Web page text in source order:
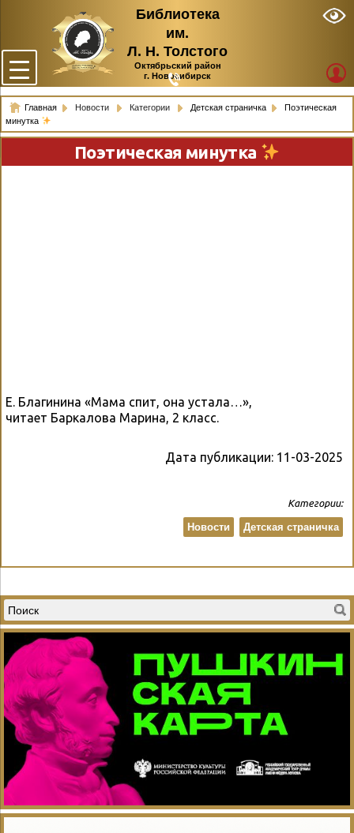
Библиотека
им.
Л. Н. Толстого
Октябрьский район
г. Новосибирск
Главная Новости Категории Детская страничка
Поэтическая
минутка
Поэтическая минутка
Е. Благинина «Мама спит, она устала…»,
читает Баркалова Марина, 2 класс.
Дата публикации: 11-03-2025
Категории:
Детская страничка
Новости